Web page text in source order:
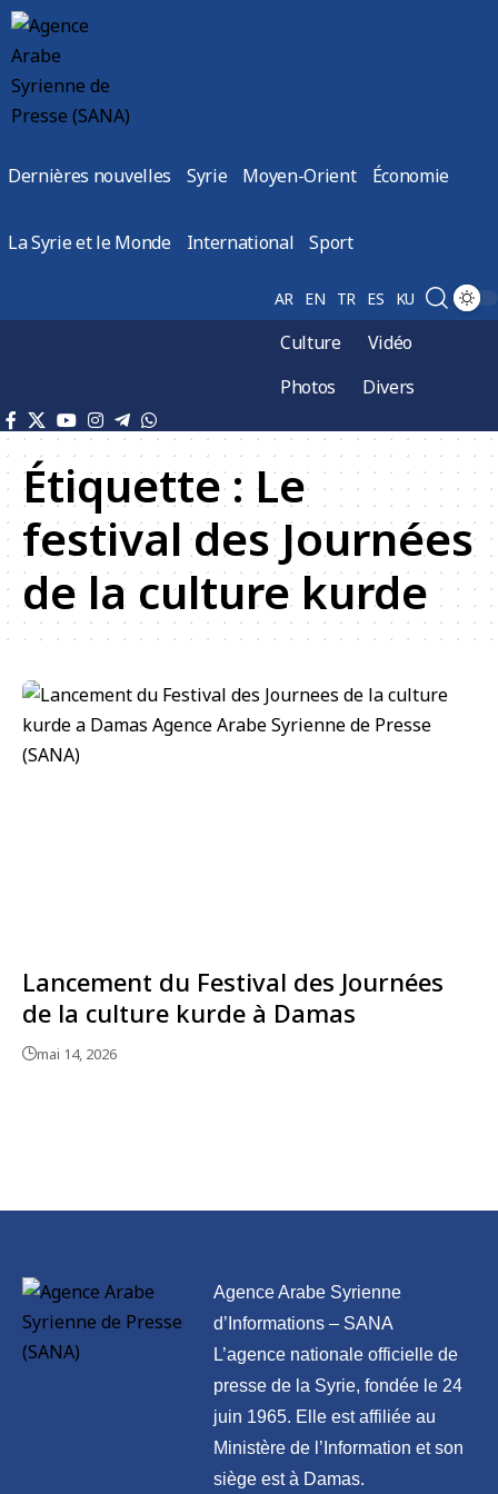
Dernières nouvelles Syrie Moyen-Orient Économie
La Syrie et le Monde International Sport
AR EN TR ES KU
Culture
Vidéo
Photos
Divers
Étiquette : Le
festival des Journées
de la culture kurde
Lancement du Festival des Journées
de la culture kurde à Damas
mai 14, 2026
Agence Arabe Syrienne
d’Informations – SANA
L’agence nationale officielle de
presse de la Syrie, fondée le 24
juin 1965. Elle est affiliée au
Ministère de l’Information et son
siège est à Damas.